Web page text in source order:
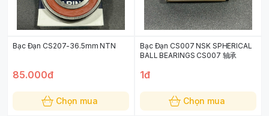
Bạc Đạn CS207-36.5mm NTN
85.000đ
Chọn mua
Bạc Đạn CS007 NSK SPHERICAL
BALL BEARINGS CS007 轴承
1đ
Chọn mua